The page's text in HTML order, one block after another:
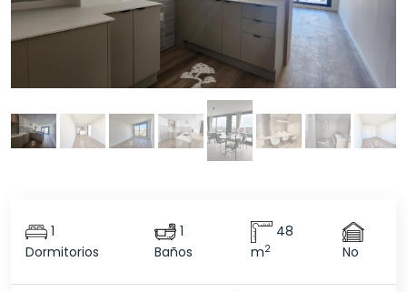
1
Dormitorios
1
Baños
48
m2 No